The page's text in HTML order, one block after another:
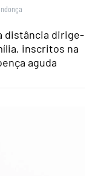
distância dirige-
inscritos na
aguda